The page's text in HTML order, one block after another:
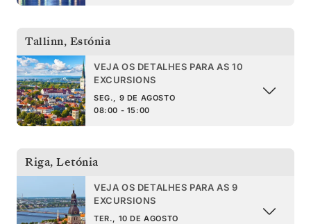
Tallinn, Estónia
VEJA OS DETALHES PARA AS 10
EXCURSIONS
SEG., 9 DE AGOSTO
08:00 - 15:00
Riga, Letónia
VEJA OS DETALHES PARA AS 9
EXCURSIONS
TER., 10 DE AGOSTO